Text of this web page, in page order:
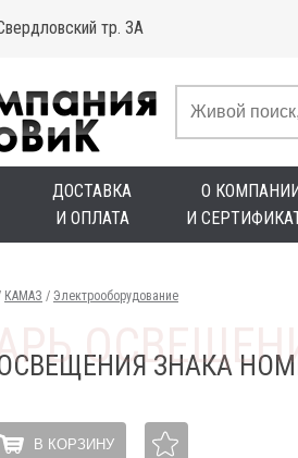
тр. 3А
ДОСТАВКА
И ОПЛАТА
О
И
КАМАЗ / Электрооборудование
ЗНАКА
В КОРЗИНУ